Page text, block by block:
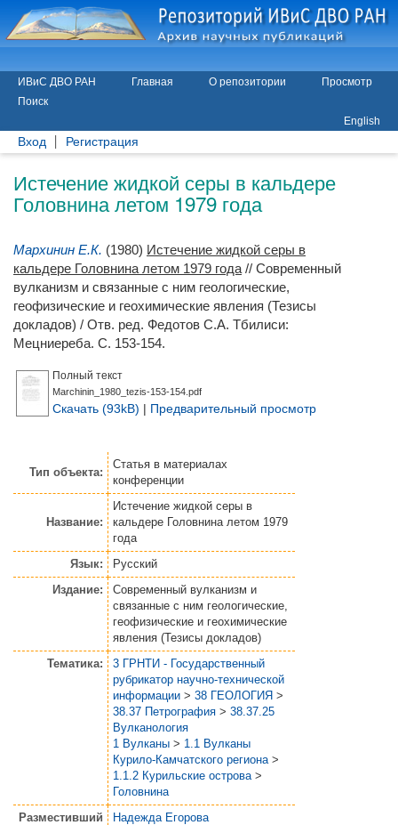
ИВиС ДВО РАН Главная О репозитории
Просмотр
Поиск
English
Вход Регистрация
Истечение жидкой серы в кальдере
Головнина летом 1979 года
Мархинин Е.К. (1980) Истечение жидкой серы в
кальдере Головнина летом 1979 года // Современный
вулканизм и связанные с ним геологические,
геофизические и геохимические явления (Тезисы
докладов) / Отв. ред. Федотов С.А. Тбилиси:
Мецниереба. С. 153-154.
Полный текст
Marchinin_1980_tezis-153-154.pdf
Скачать (93kB) | Предварительный просмотр
Тип объекта:
Статья в материалах
конференции
Название:
Истечение жидкой серы в
кальдере Головнина летом 1979
года
Язык:
Русский
Издание:
Современный вулканизм и
связанные с ним геологические,
геофизические и геохимические
явления (Тезисы докладов)
Тематика:
3 ГРНТИ - Государственный
рубрикатор научно-технической
информации > 38 ГЕОЛОГИЯ >
38.37 Петрография > 38.37.25
Вулканология
1 Вулканы > 1.1 Вулканы
Курило-Камчатского региона >
1.1.2 Курильские острова >
Головнина
Разместивший
Надежда Егорова